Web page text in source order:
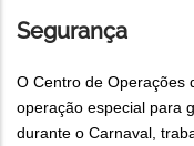
Segurança
O Centro de Operações
operação especial para
durante o Carnaval,